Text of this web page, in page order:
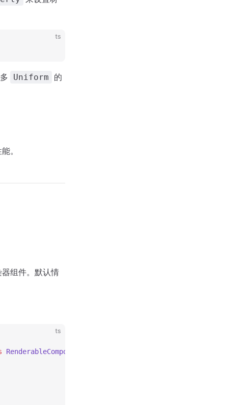
ts
Uniform
的
。
组件。默认情
ts
RenderableComponent